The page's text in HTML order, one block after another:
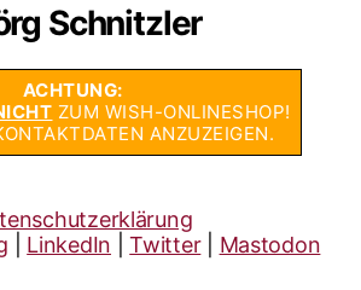
Schnitzler
ACHTUNG:
ZUM WISH-ONLINESHOP!
ANZUZEIGEN.
LinkedIn |Twitter Mastodon